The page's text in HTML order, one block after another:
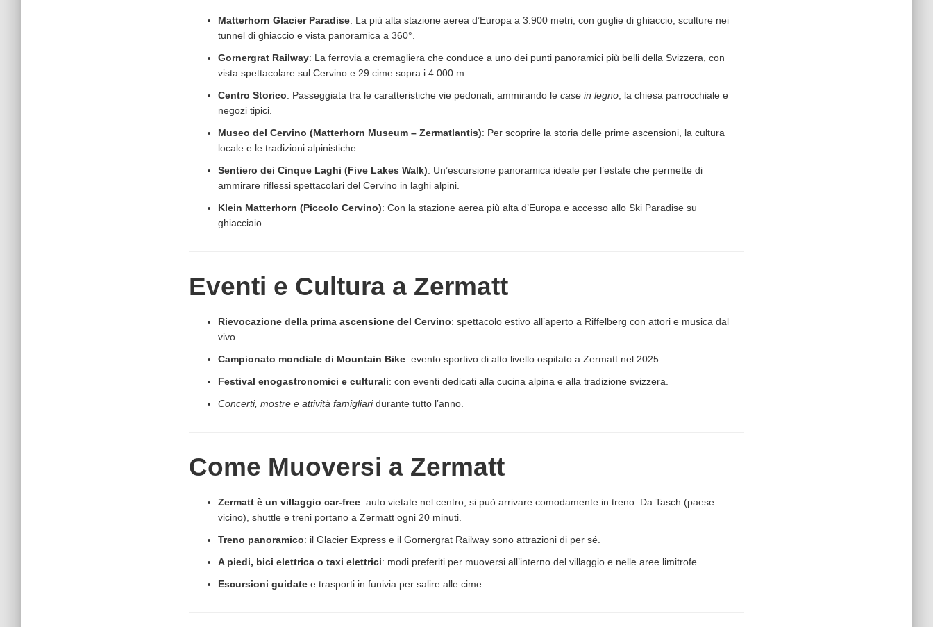
Matterhorn Glacier Paradise: La più alta stazione aerea d’Europa a 3.900 metri, con guglie di ghiaccio, sculture nei
tunnel di ghiaccio e vista panoramica a 360°.
Gornergrat Railway: La ferrovia a cremagliera che conduce a uno dei punti panoramici più belli della Svizzera, con
vista spettacolare sul Cervino e 29 cime sopra i 4.000 m.
Centro Storico: Passeggiata tra le caratteristiche vie pedonali, ammirando le case in legno , la chiesa parrocchiale e
negozi tipici.
Museo del Cervino (Matterhorn Museum – Zermatlantis): Per scoprire la storia delle prime ascensioni, la cultura
locale e le tradizioni alpinistiche.
Sentiero dei Cinque Laghi (Five Lakes Walk): Un’escursione panoramica ideale per l’estate che permette di
ammirare riflessi spettacolari del Cervino in laghi alpini.
Klein Matterhorn (Piccolo Cervino): Con la stazione aerea più alta d’Europa e accesso allo Ski Paradise su
ghiacciaio.
Eventi e Cultura a Zermatt
Rievocazione della prima ascensione del Cervino: spettacolo estivo all’aperto a Riffelberg con attori e musica dal
vivo.
Campionato mondiale di Mountain Bike: evento sportivo di alto livello ospitato a Zermatt nel 2025.
Festival enogastronomici e culturali: con eventi dedicati alla cucina alpina e alla tradizione svizzera.
Concerti, mostre e attività famigliari durante tutto l’anno.
Come Muoversi a Zermatt
Zermatt è un villaggio car-free: auto vietate nel centro, si può arrivare comodamente in treno. Da Tasch (paese
vicino), shuttle e treni portano a Zermatt ogni 20 minuti.
Treno panoramico: il Glacier Express e il Gornergrat Railway sono attrazioni di per sé.
A piedi, bici elettrica o taxi elettrici: modi preferiti per muoversi all’interno del villaggio e nelle aree limitrofe.
Escursioni guidate e trasporti in funivia per salire alle cime.